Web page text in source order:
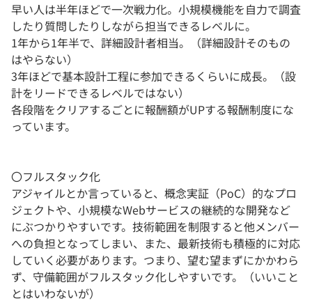
早い人は半年ほどで一次戦力化。小規模機能を自力で調査
したり質問したりしながら担当できるレベルに。
1年から1年半で、詳細設計者相当。（詳細設計そのもの
はやらない）
3年ほどで基本設計工程に参加できるくらいに成長。（設
計をリードできるレベルではない）
各段階をクリアするごとに報酬額がUPする報酬制度にな
っています。
〇フルスタック化
アジャイルとか言っていると、概念実証（PoC）的なプロ
ジェクトや、小規模なWebサービスの継続的な開発など
にぶつかりやすいです。技術範囲を制限すると他メンバー
への負担となってしまい、また、最新技術も積極的に対応
していく必要があります。つまり、望む望まずにかかわら
ず、守備範囲がフルスタック化しやすいです。（いいこと
とはいわないが）